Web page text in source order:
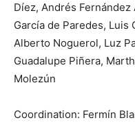
Díez, Andrés
García de Paredes,
Alberto Noguerol, Luz
Guadalupe Piñera,
Molezún
Coordination: Fermín